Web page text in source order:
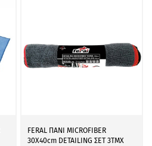
FERAL ΠΑΝΙ MICROFIBER
30X40cm DETAILING ΣΕΤ 3ΤΜΧ